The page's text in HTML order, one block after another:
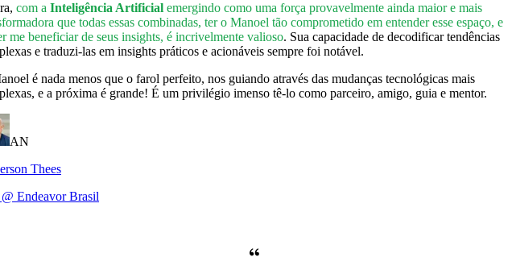
com a Inteligência Artificial emergindo como uma força provavelmente ainda maior e mais
que todas essas combinadas, ter o Manoel tão comprometido em entender esse espaço, e
me beneficiar de seus insights, é incrivelmente valioso. Sua capacidade de decodificar tendências
e traduzi-las em insights práticos e acionáveis sempre foi notável.
é nada menos que o farol perfeito, nos guiando através das mudanças tecnológicas mais
e a próxima é grande! É um privilégio imenso tê-lo como parceiro, amigo, guia e mentor.
AN
Thees
Endeavor Brasil